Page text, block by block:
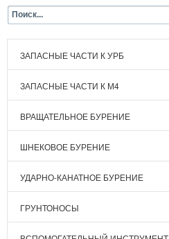
ЗАПАСНЫЕ ЧАСТИ К УРБ
ЗАПАСНЫЕ ЧАСТИ К М4
ВРАЩАТЕЛЬНОЕ БУРЕНИЕ
ШНЕКОВОЕ БУРЕНИЕ
УДАРНО-КАНАТНОЕ БУРЕНИЕ
ГРУНТОНОСЫ